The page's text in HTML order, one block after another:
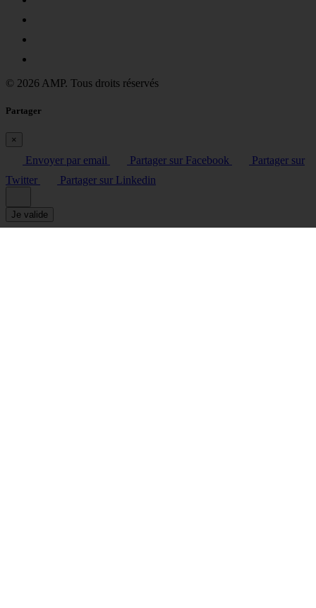
© 2026 AMP. Tous droits réservés
Partager
×
Envoyer par email Partager sur Facebook
Partager sur
Twitter
Partager sur Linkedin
Je valide